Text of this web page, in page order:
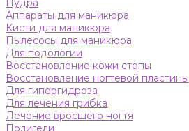
Пудра
Аппараты для маникюра
Кисти для маникюра
Пылесосы для маникюра
Для подологии
Восстановление кожи стопы
Восстановление ногтевой пластины
Для гипергидроза
Для лечения грибка
Лечение вросшего ногтя
Полигели